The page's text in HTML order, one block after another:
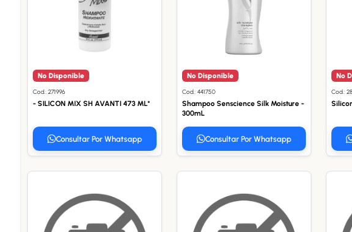
No Disponible
Cod.: 271996
- SILICON MIX SH AVANTI 473 ML*
Consultar Por Whatsapp
No Disponible
Cod.: 441750
Shampoo Senscience Silk Moisture -
300mL
Consultar Por Whatsapp
No
Cod.: